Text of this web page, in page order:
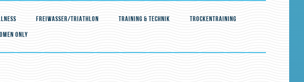
FREIWASSER/TRIATHLON TRAINING & TECHNIK
TROCKENTRAINING
ONLY